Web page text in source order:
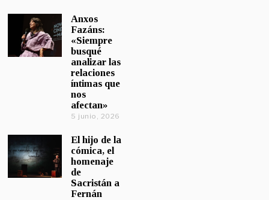
Anxos
Fazáns:
«Siempre
busqué
analizar las
relaciones
íntimas que
nos
afectan»
5 junio, 2026
El hijo de la
cómica, el
homenaje
de
Sacristán a
Fernán